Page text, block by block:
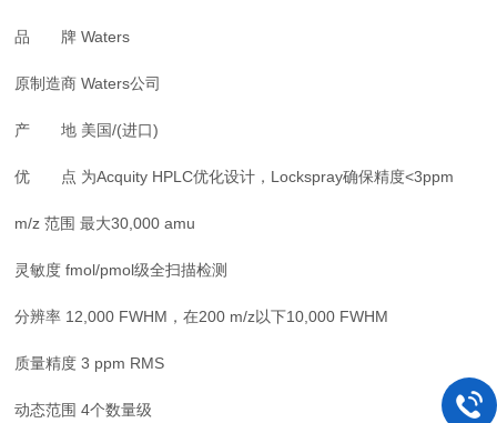
品 牌 Waters
原制造商 Waters公司
产 地 美国/(进口)
优 点 为Acquity HPLC优化设计，Lockspray确保精度<3ppm
m/z 范围 最大30,000 amu
灵敏度 fmol/pmol级全扫描检测
分辨率 12,000 FWHM，在200 m/z以下10,000 FWHM
质量精度 3 ppm RMS
动态范围 4个数量级